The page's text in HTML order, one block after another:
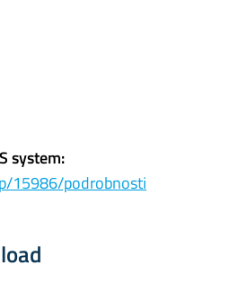
system:
15986/podrobnosti